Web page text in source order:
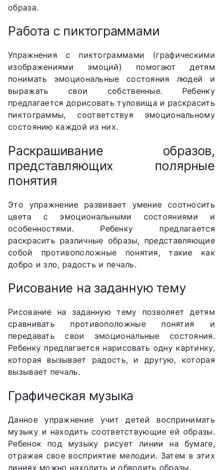
образа.
Работа с пиктограммами
Упражнения с пиктограммами (графическими
изображениями эмоций) помогают детям
понимать эмоциональные состояния людей и
выражать свои собственные. Ребенку
предлагается дорисовать туловища и раскрасить
пиктограммы, соответствуя эмоциональному
состоянию каждой из них.
Раскрашивание образов,
представляющих полярные
понятия
Это упражнение развивает умение соотносить
цвета с эмоциональными состояниями и
особенностями. Ребенку предлагается
раскрасить различные образы, представляющие
собой противоположные понятия, такие как
добро и зло, радость и печаль.
Рисование на заданную тему
Рисование на заданную тему позволяет детям
сравнивать противоположные понятия и
передавать свои эмоциональные состояния.
Ребенку предлагается нарисовать одну картинку,
которая вызывает радость, и другую, которая
вызывает печаль.
Графическая музыка
Данное упражнение учит детей воспринимать
музыку и находить соответствующие ей образы.
Ребенок под музыку рисует линии на бумаге,
отражая свое восприятие мелодии. Затем в этих
линиях можно находить и обводить образы.